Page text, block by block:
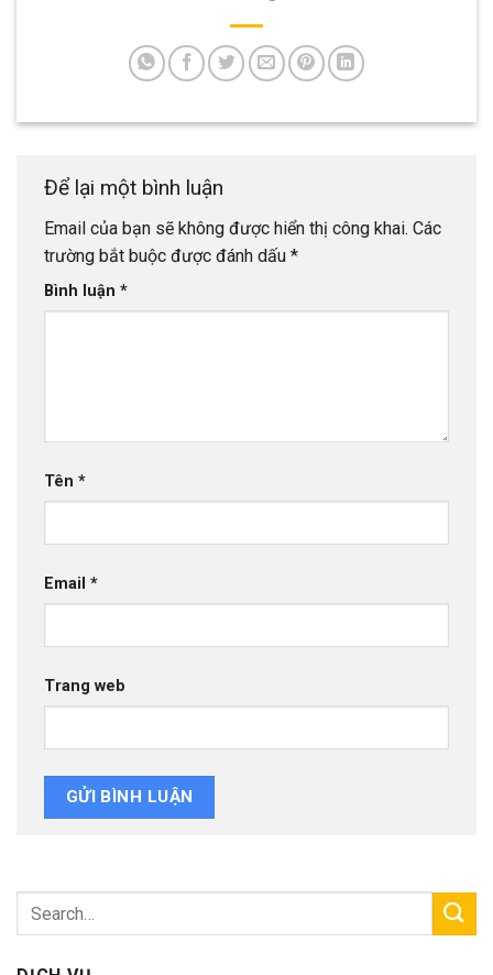
Để lại một bình luận
Email của bạn sẽ không được hiển thị công khai. Các
trường bắt buộc được đánh dấu *
Bình luận *
Tên *
Email *
Trang web